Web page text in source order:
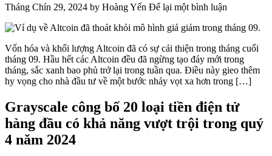
Tháng Chín 29, 2024 by Hoàng Yến Để lại một bình luận
Vốn hóa và khối lượng Altcoin đã có sự cải thiện trong tháng cuối
tháng 09. Hầu hết các Altcoin đều đã ngừng tạo đáy mới trong
tháng, sắc xanh bao phủ trở lại trong tuần qua. Điều này gieo thêm
hy vọng cho nhà đầu tư về một bước nhảy vọt xa hơn trong […]
Grayscale công bố 20 loại tiền điện tử
hàng đầu có khả năng vượt trội trong quý
4 năm 2024